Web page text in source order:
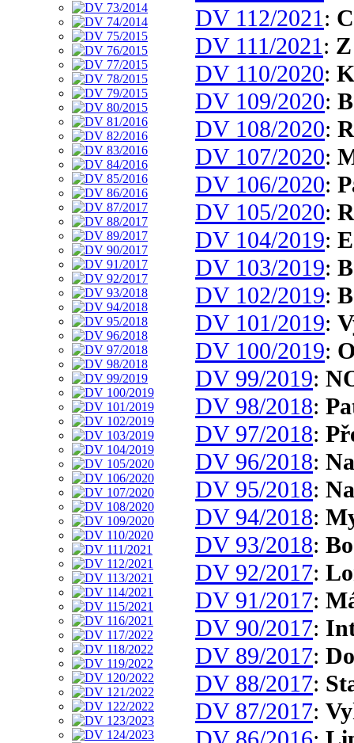
DV 112/2021:
DV 111/2021:
DV 110/2020:
DV 109/2020:
DV 108/2020:
DV 107/2020:
DV 106/2020:
DV 105/2020:
DV 104/2019:
DV 103/2019:
DV 102/2019:
DV 101/2019:
DV 100/2019:
DV 99/2019:
DV 98/2018:
DV 97/2018:
DV 96/2018:
DV 95/2018:
DV 94/2018:
DV 93/2018:
DV 92/2017:
DV 91/2017:
DV 90/2017:
DV 89/2017:
DV 88/2017:
DV 87/2017: